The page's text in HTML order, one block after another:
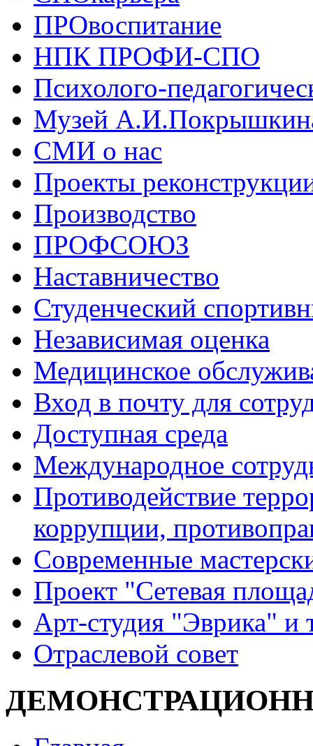
ПРОвоспитание
НПК ПРОФИ-СПО
Психолого-
Музей
СМИ о нас
Проекты
Производство
ПРОФСОЮЗ
Наставничество
Студенческий
Независимая оценка
Медицинское
Вход в почту для
Доступная среда
Международное
Противодействие
коррупции,
Современные
Проект "Сетевая
Арт-студия "Эврика" и
Отраслевой совет